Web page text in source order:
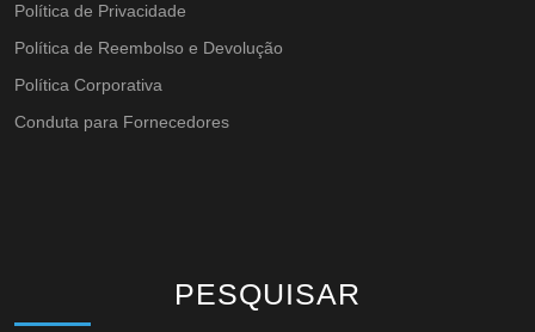
Política de Privacidade
Política de Reembolso e Devolução
Política Corporativa
Conduta para Fornecedores
PESQUISAR